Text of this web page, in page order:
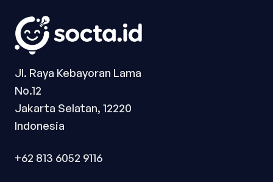
Jl. Raya Kebayoran Lama
No.12
Jakarta Selatan, 12220
Indonesia
+62 813 6052 9116